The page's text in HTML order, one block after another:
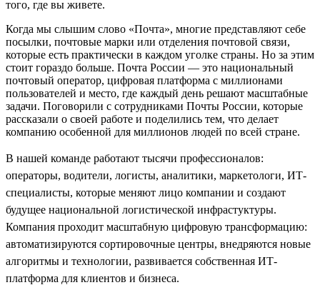
того, где вы живете.
Когда мы слышим слово «Почта», многие представляют себе
посылки, почтовые марки или отделения почтовой связи,
которые есть практически в каждом уголке страны. Но за этим
стоит гораздо больше. Почта России — это национальный
почтовый оператор, цифровая платформа с миллионами
пользователей и место, где каждый день решают масштабные
задачи. Поговорили с сотрудниками Почты России, которые
рассказали о своей работе и поделились тем, что делает
компанию особенной для миллионов людей по всей стране.
В нашей команде работают тысячи профессионалов:
операторы, водители, логисты, аналитики, маркетологи, ИТ-
специалисты, которые меняют лицо компании и создают
будущее национальной логистической инфрастуктуры.
Компания проходит масштабную цифровую трансформацию:
автоматизируются сортировочные центры, внедряются новые
алгоритмы и технологии, развивается собственная ИТ-
платформа для клиентов и бизнеса.